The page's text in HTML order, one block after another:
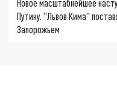
Новое масштабнейшее
Путину. "Львов Кима"
Запорожьем